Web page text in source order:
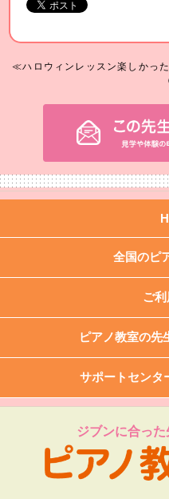
≪ハロウィンレッスン楽しかっ
全国のピ
ご
ピアノ教室の先
サポートセンタ
ジブンに合った